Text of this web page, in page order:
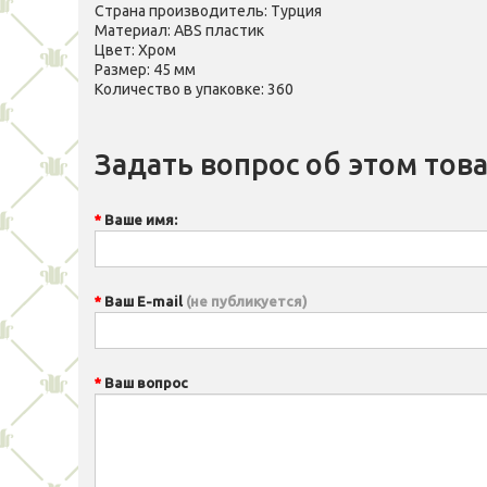
Страна производитель: Турция
Материал: ABS пластик
Цвет: Хром
Размер: 45 мм
Количество в упаковке: 360
Задать вопрос об этом
Ваше имя:
Ваш E-mail (не публикуется)
Ваш вопрос